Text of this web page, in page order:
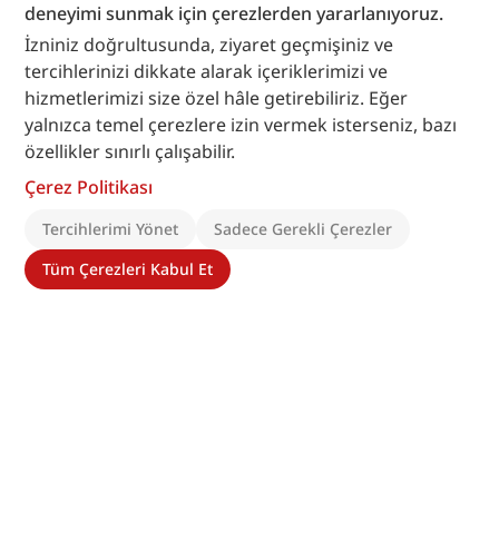
deneyimi sunmak için çerezlerden yararlanıyoruz.
İzniniz doğrultusunda, ziyaret geçmişiniz ve
tercihlerinizi dikkate alarak içeriklerimizi ve
hizmetlerimizi size özel hâle getirebiliriz. Eğer
yalnızca temel çerezlere izin vermek isterseniz, bazı
özellikler sınırlı çalışabilir.
Çerez Politikası
Tercihlerimi Yönet
Sadece Gerekli Çerezler
Tüm Çerezleri Kabul Et